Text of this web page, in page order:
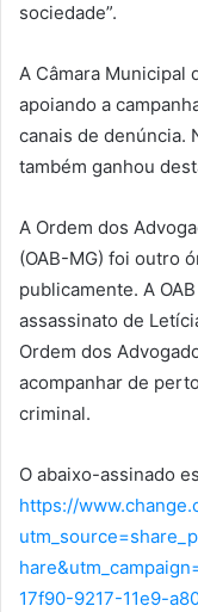
sociedade”.
A Câmara Municipal
apoiando a
canais de denúncia.
também ganhou
A Ordem dos
(OAB-MG) foi outro
publicamente. A
assassinato de
Ordem dos
acompanhar de
criminal.
O abaixo-assinado
https://
17f90-9217-11e9-